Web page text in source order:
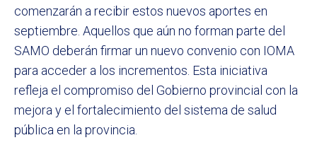
comenzarán a recibir estos nuevos aportes en
septiembre. Aquellos que aún no forman parte del
SAMO deberán firmar un nuevo convenio con IOMA
para acceder a los incrementos. Esta iniciativa
refleja el compromiso del Gobierno provincial con la
mejora y el fortalecimiento del sistema de salud
pública en la provincia.